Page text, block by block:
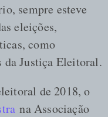
sempre esteve
eleições,
como
da Justiça Eleitoral.
de 2018, o
na Associação